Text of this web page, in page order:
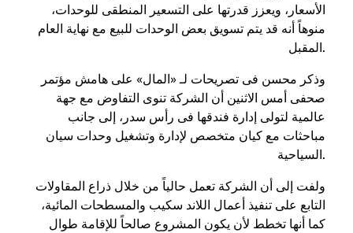
الأسعار، ويعزز قدرتها على التسعير المنطقى للوحدات،
منوهاً أنه قد يتم تسويق بعض الوحدات للبيع مع نهاية العام
المقبل.
وذكر محسن فى تصريحات لـ «المال» على هامش مؤتمر
صحفى أمس الاثنين أن الشركة تنوى التفاوض مع جهة
عالمية لتولى إدارة فندقها فى رأس سدر، إلى جانب
مباحثات مع كيان متخصص لإدارة وتشغيل وحدات سيان
السياحية.
ولفت إلى أن الشركة تعمل حالياً من خلال ذراع المقاولات
التابع على تنفيذ أعمال اللاند سكيب والمسطحات المائية،
كما أنها تخطط لأن يكون المشروع صالحاً للإقامة طوال